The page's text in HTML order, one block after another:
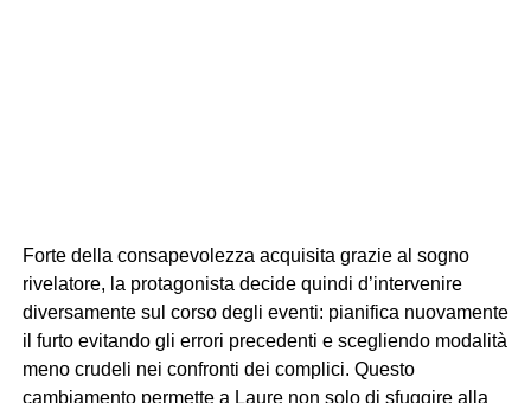
Forte della consapevolezza acquisita grazie al sogno
rivelatore, la protagonista decide quindi d’intervenire
diversamente sul corso degli eventi: pianifica nuovamente
il furto evitando gli errori precedenti e scegliendo modalità
meno crudeli nei confronti dei complici. Questo
cambiamento permette a Laure non solo di sfuggire alla